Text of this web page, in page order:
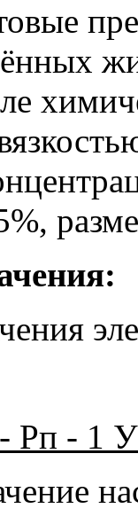
Рп - 1